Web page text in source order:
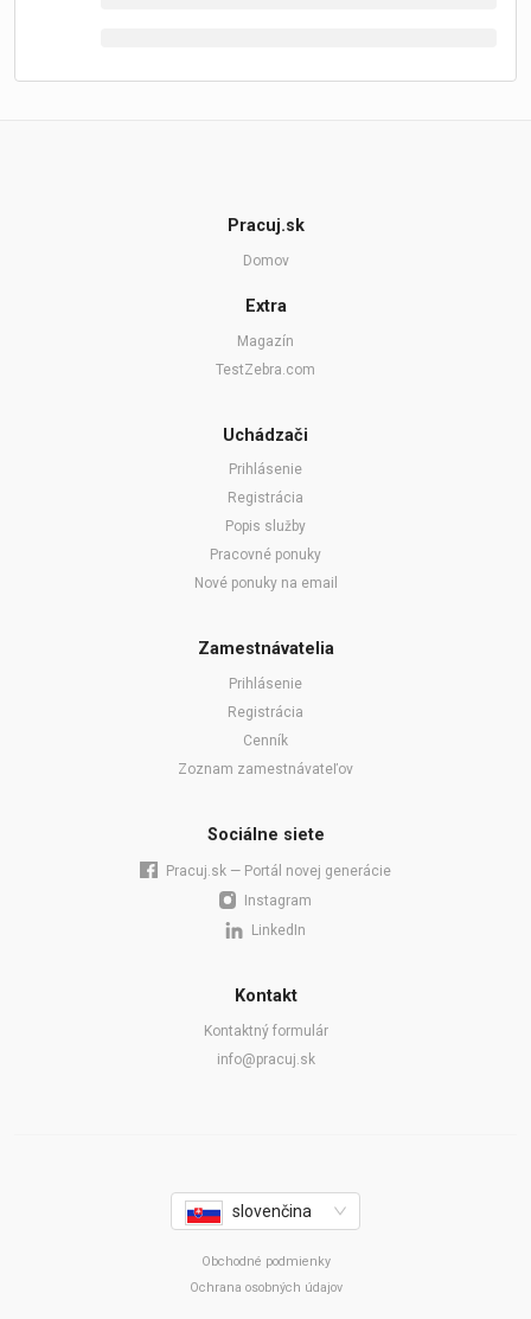
Pracuj.sk
Domov
Extra
Magazín
TestZebra.com
Uchádzači
Prihlásenie
Registrácia
Popis služby
Pracovné ponuky
Nové ponuky na email
Zamestnávatelia
Prihlásenie
Registrácia
Cenník
Zoznam zamestnávateľov
Sociálne siete
Pracuj.sk — Portál novej generácie
Instagram
LinkedIn
Kontakt
Kontaktný formulár
info@pracuj.sk
slovenčina
Obchodné podmienky
Ochrana osobných údajov